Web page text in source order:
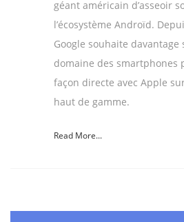
géant américain d’asseoir
l’écosystème Androïd.
Google souhaite
domaine des smartphones
façon directe avec Apple
haut de gamme.
Read More...